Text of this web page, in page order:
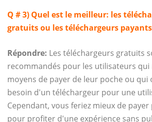
Q # 3) Quel est le meilleur: les
gratuits ou les téléchargeurs
Répondre: Les téléchargeurs gratuits
recommandés pour les utilisateurs qui
moyens de payer de leur poche ou
besoin d'un téléchargeur pour une
Cependant, vous feriez mieux de
pour profiter d'une expérience sans